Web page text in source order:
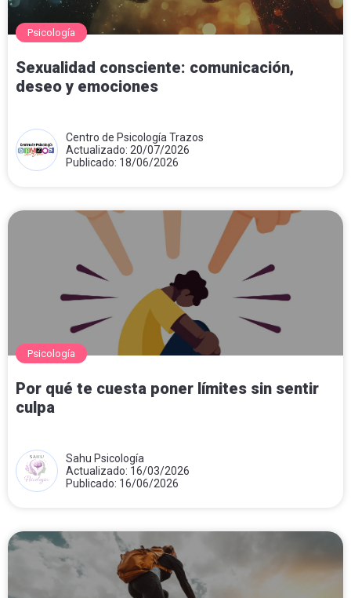
Psicología
Sexualidad consciente: comunicación,
deseo y emociones
Centro de Psicología Trazos
Actualizado: 20/07/2026
Publicado: 18/06/2026
Psicología
Por qué te cuesta poner límites sin sentir
culpa
Sahu Psicología
Actualizado: 16/03/2026
Publicado: 16/06/2026